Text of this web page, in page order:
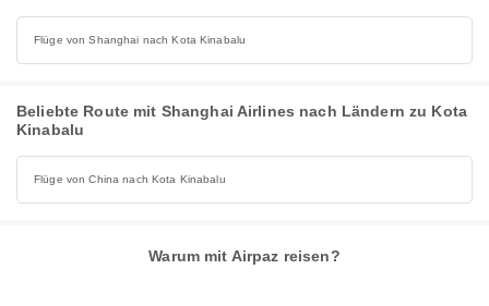
Flüge von Shanghai nach Kota Kinabalu
Beliebte Route mit Shanghai Airlines nach Ländern zu Kota
Kinabalu
Flüge von China nach Kota Kinabalu
Warum mit Airpaz reisen?